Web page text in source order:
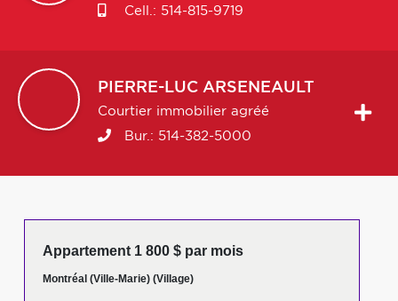
Cell.: 514-815-9719
PIERRE-LUC ARSENEAULT
Courtier immobilier agréé
Bur.: 514-382-5000
Appartement 1 800 $ par mois
Montréal (Ville-Marie) (Village)